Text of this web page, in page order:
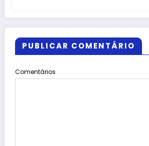
PUBLICAR COMENTÁRIO
Comentários